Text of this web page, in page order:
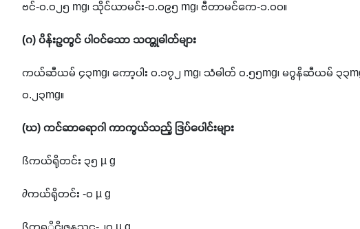
ဗင်-၀.၀၂၅ mg၊ သိုင်ယာမင်း-၀.၀၉၅ mg၊ ဗီတာမင်ကေ-၁.၀၀။
(ဂ) ပိန်းဥတွင် ပါဝင်သော သတ္တုဓါတ်များ
ကယ်ဆီယမ် ၄၃mg၊ ကော့ပါး ၀.၁၇၂ mg၊ သံဓါတ် ၀.၅၅mg၊ မဂ္ဂနိဆီယမ် ၃၃
၀.၂၃mg။
(ဃ) ကင်ဆာရောဂါ ကာကွယ်သည့် ဒြပ်ပေါင်းများ
ßကယ်ရိုတင်း ၃၅ µ g
∂ကယ်ရိုတင်း -၀ µ g